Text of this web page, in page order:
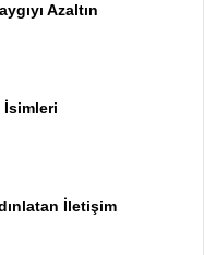
Azaltın
İsimleri
İletişim